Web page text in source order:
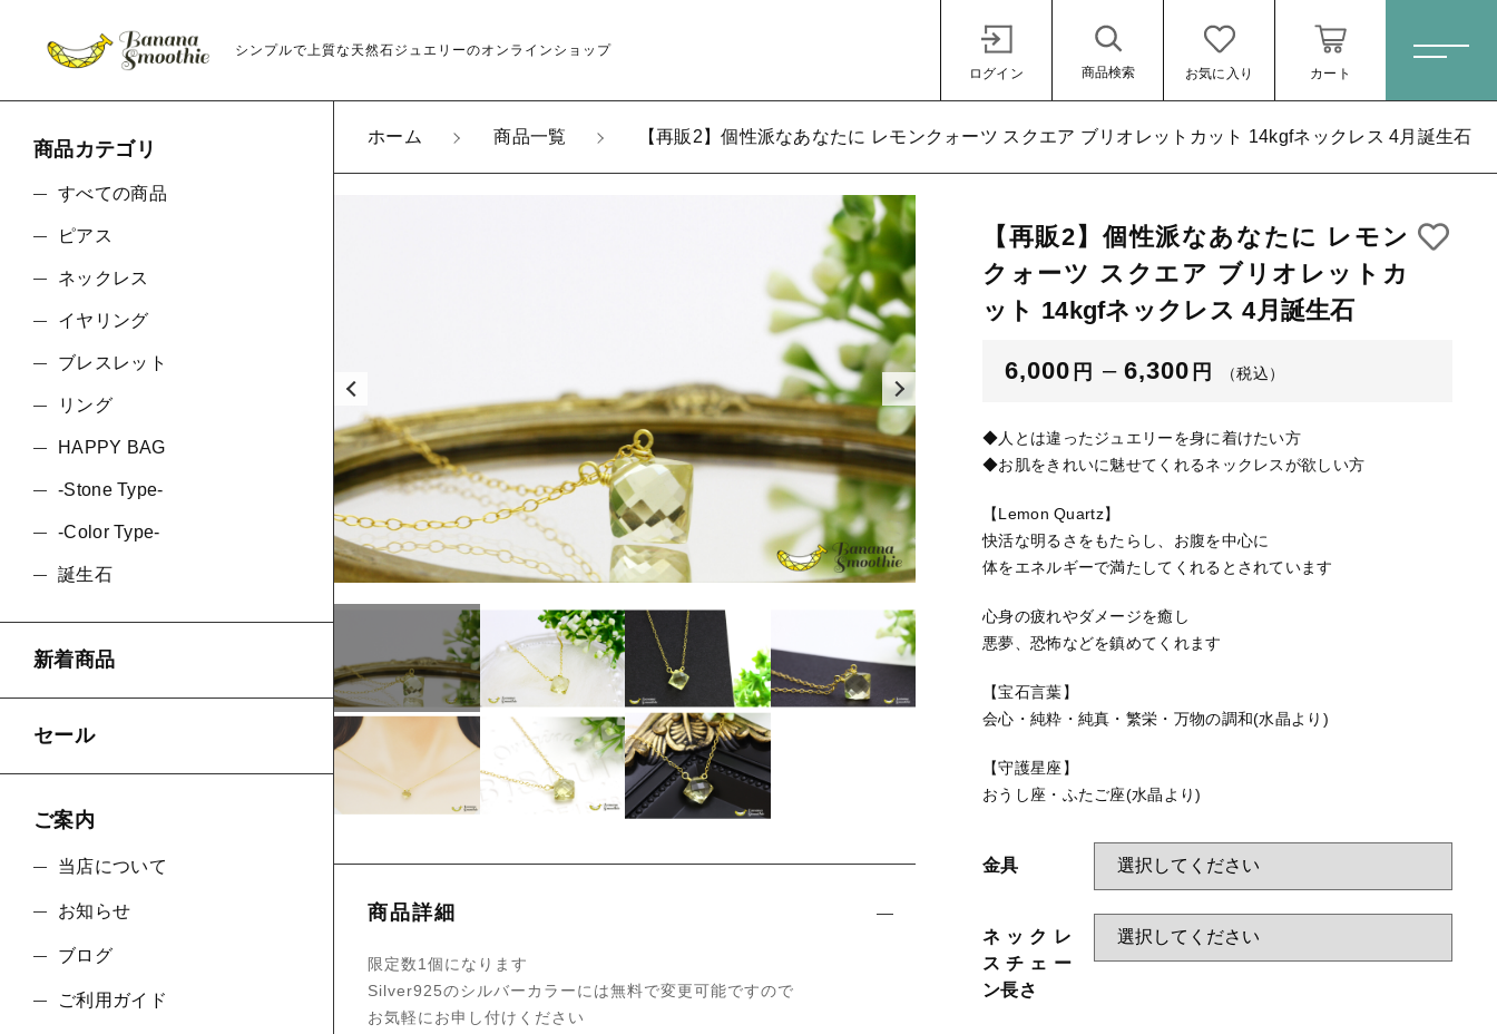
シンプルで上質な天然石ジュエリーのオンラインショップ
ログイン
商品検索 お気に入り カート
ホーム 商品一覧 【再販2】個性派なあなたに レモンクォーツ スクエア ブリオレットカット 14kgfネックレス 4月誕生石
商品詳細
限定数1個になります
Silver925のシルバーカラーには無料で変更可能ですので
お気軽にお申し付けください
【再販2】個性派なあなたに レモン
クォーツ スクエア ブリオレットカ
ット 14kgfネックレス 4月誕生石
6,000 円 – 6,300 円 （税込）
◆人とは違ったジュエリーを身に着けたい方
◆お肌をきれいに魅せてくれるネックレスが欲しい方
【Lemon Quartz】
快活な明るさをもたらし、お腹を中心に
体をエネルギーで満たしてくれるとされています
心身の疲れやダメージを癒し
悪夢、恐怖などを鎮めてくれます
【宝石言葉】
会心・純粋・純真・繁栄・万物の調和(水晶より)
【守護星座】
おうし座・ふたご座(水晶より)
金具
ネックレ
スチェー
ン長さ
商品カテゴリ
すべての商品
ピアス
ネックレス
イヤリング
ブレスレット
リング
HAPPY BAG
-Stone Type-
-Color Type-
誕生石
新着商品
セール
ご案内
当店について
お知らせ
ブログ
ご利用ガイド
【再販2】個性派なあなたに レモンクォーツ スクエア ブリオレットカット 14kgf
数量
ショッピングを続ける カートを確認する
ホーム
すべての商品
ピアス
ネックレス
イヤリング
リング
-Stone Type-
誕生石
当店について
ブログ
子カテゴリ
～
その他
在庫あり